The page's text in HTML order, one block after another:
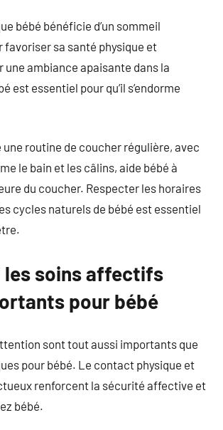
bébé bénéficie d’un sommeil
favoriser sa santé physique et
une ambiance apaisante dans la
est essentiel pour qu’il s’endorme
une routine de coucher régulière, avec
le bain et les câlins, aide bébé à
du coucher. Respecter les horaires
cycles naturels de bébé est essentiel
les soins affectifs
pour bébé
sont tout aussi importants que
pour bébé. Le contact physique et
renforcent la sécurité affective et
bébé.